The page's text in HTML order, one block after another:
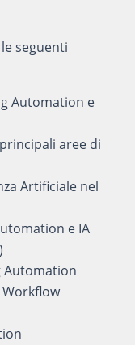
seguenti
Automation e
aree di
Artificiale nel
e IA
Automation
Workflow